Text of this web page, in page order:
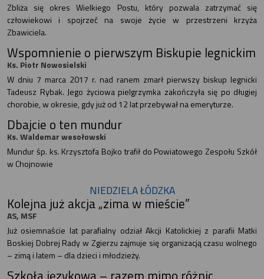
Zbliża się okres Wielkiego Postu, który pozwala zatrzymać się
człowiekowi i spojrzeć na swoje życie w przestrzeni krzyża
Zbawiciela.
Wspomnienie o pierwszym Biskupie legnickim
Ks. Piotr Nowosielski
W dniu 7 marca 2017 r. nad ranem zmarł pierwszy biskup legnicki
Tadeusz Rybak. Jego życiowa pielgrzymka zakończyła się po długiej
chorobie, w okresie, gdy już od 12 lat przebywał na emeryturze.
Dbajcie o ten mundur
Ks. Waldemar wesołowski
Mundur śp. ks. Krzysztofa Bojko trafił do Powiatowego Zespołu Szkół
w Chojnowie
NIEDZIELA ŁÓDZKA
Kolejna już akcja „zima w mieście”
AS, MSF
Już osiemnaście lat parafialny odział Akcji Katolickiej z parafii Matki
Boskiej Dobrej Rady w Zgierzu zajmuje się organizacją czasu wolnego
– zimą i latem – dla dzieci i młodzieży.